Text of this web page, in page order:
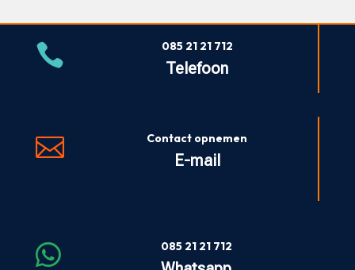
 085 21 21 712
Telefoon
 Contact opnemen
E-mail
 085 21 21 712